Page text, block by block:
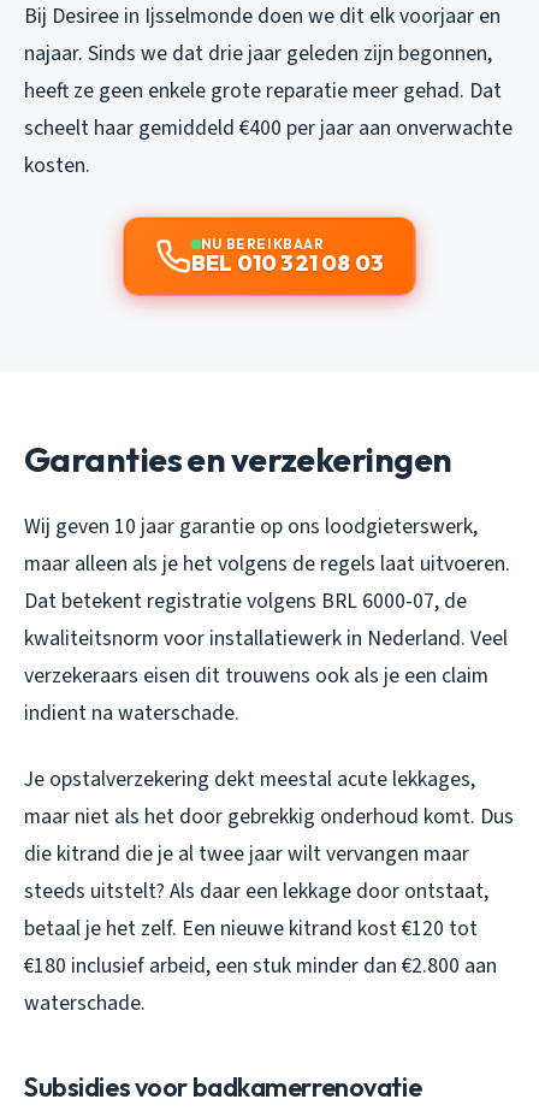
Bij Desiree in Ijsselmonde doen we dit elk voorjaar en
najaar. Sinds we dat drie jaar geleden zijn begonnen,
heeft ze geen enkele grote reparatie meer gehad. Dat
scheelt haar gemiddeld €400 per jaar aan onverwachte
kosten.
NU BEREIKBAAR
BEL 010 321 08 03
Garanties en verzekeringen
Wij geven 10 jaar garantie op ons loodgieterswerk,
maar alleen als je het volgens de regels laat uitvoeren.
Dat betekent registratie volgens BRL 6000-07, de
kwaliteitsnorm voor installatiewerk in Nederland. Veel
verzekeraars eisen dit trouwens ook als je een claim
indient na waterschade.
Je opstalverzekering dekt meestal acute lekkages,
maar niet als het door gebrekkig onderhoud komt. Dus
die kitrand die je al twee jaar wilt vervangen maar
steeds uitstelt? Als daar een lekkage door ontstaat,
betaal je het zelf. Een nieuwe kitrand kost €120 tot
€180 inclusief arbeid, een stuk minder dan €2.800 aan
waterschade.
Subsidies voor badkamerrenovatie